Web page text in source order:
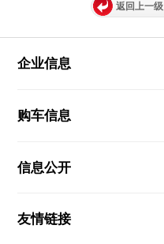
返回上一级
企业信息
购车信息
信息公开
友情链接